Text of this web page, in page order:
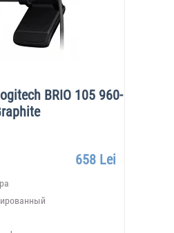
BRIO 105 960-
658 Lei